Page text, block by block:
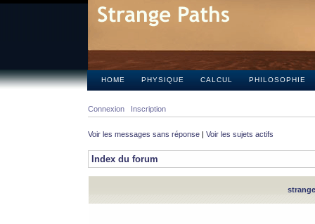
HOME PHYSIQUE CALCUL PHILOSOPHIE
Connexion Inscription
Voir les messages sans réponse | Voir les sujets actifs
Index du forum